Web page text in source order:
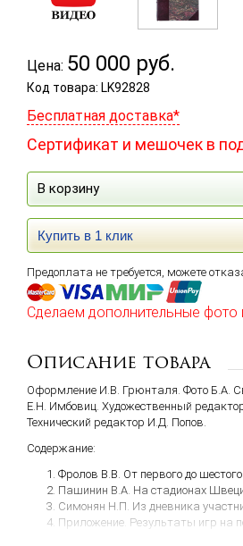
Цена: 50 000 руб.
Код товара: LK92828
Бесплатная доставка*
Сертификат и мешочек в
В корзину
Купить в 1 клик
Предоплата не требуется, можете
Сделаем дополнительные фото
Описание товара
Оформление И.В. Грюнталя. Фото Б.А.
Е.Н. Имбовиц. Художественный
Технический редактор И.Д. Попов.
Содержание:
Фролов В.В. От первого до шестого
Пашинин В.А. На стадионах
Симонян Н.П. Из дневника
Приложение. Результаты игр на